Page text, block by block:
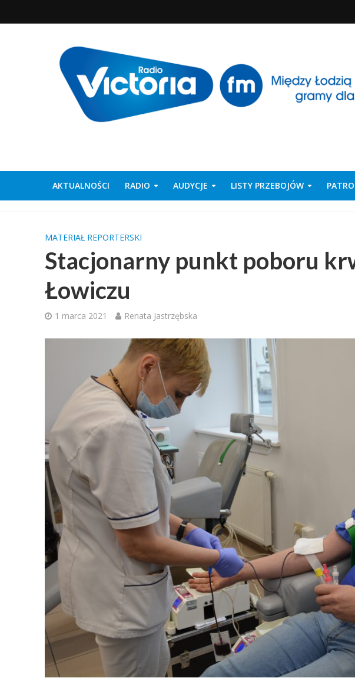
AKTUALNOŚCI RADIO AUDYCJE LISTY PRZEBOJÓW
MATERIAŁ REPORTERSKI
Stacjonarny punkt poboru
Łowiczu
1 marca 2021 Renata Jastrzębska